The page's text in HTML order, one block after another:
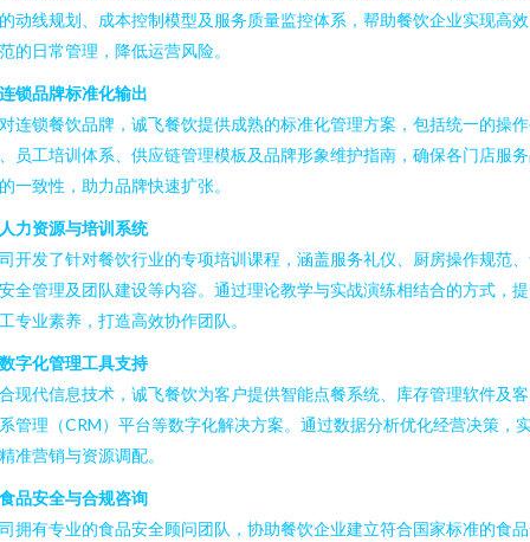
动线规划、成本控制模型及服务质量监控体系，帮助餐饮企业实现高
的日常管理，降低运营风险。
连锁品牌标准化输出
连锁餐饮品牌，诚飞餐饮提供成熟的标准化管理方案，包括统一的操
员工培训体系、供应链管理模板及品牌形象维护指南，确保各门店服
一致性，助力品牌快速扩张。
人力资源与培训系统
开发了针对餐饮行业的专项培训课程，涵盖服务礼仪、厨房操作规范
全管理及团队建设等内容。通过理论教学与实战演练相结合的方式，
专业素养，打造高效协作团队。
数字化管理工具支持
现代信息技术，诚飞餐饮为客户提供智能点餐系统、库存管理软件及
管理（CRM）平台等数字化解决方案。通过数据分析优化经营决策，
准营销与资源调配。
食品安全与合规咨询
拥有专业的食品安全顾问团队，协助餐饮企业建立符合国家标准的食